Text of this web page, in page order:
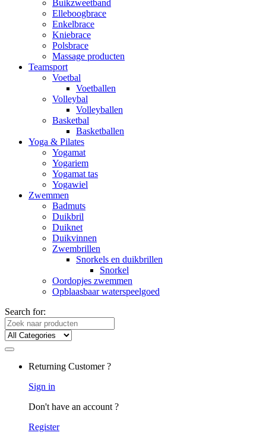
Buikzweetband
Elleboogbrace
Enkelbrace
Kniebrace
Polsbrace
Massage producten
Teamsport
Voetbal
Voetballen
Volleybal
Volleyballen
Basketbal
Basketballen
Yoga & Pilates
Yogamat
Yogariem
Yogamat tas
Yogawiel
Zwemmen
Badmuts
Duikbril
Duiknet
Duikvinnen
Zwembrillen
Snorkels en duikbrillen
Snorkel
Oordopjes zwemmen
Opblaasbaar waterspeelgoed
Search for:
Returning Customer ?
Sign in
Don't have an account ?
Register